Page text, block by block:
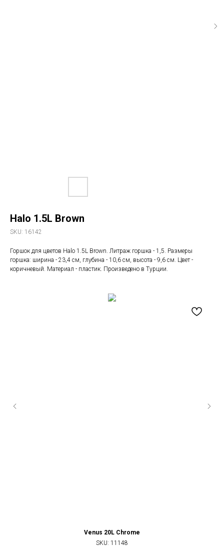
Halo 1.5L Brown
SKU: 16142
Горшок для цветов Halo 1.5L Brown. Литраж горшка - 1,5. Размеры
горшка: ширина - 23,4 см, глубина - 10,6 см, высота - 9,6 см. Цвет -
коричневый. Материал - пластик. Произведено в Турции.
Venus 20L Chrome
SKU: 11148